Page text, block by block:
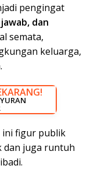
pengingat
dan
semata,
keluarga,
ini figur publik
dan juga runtuh